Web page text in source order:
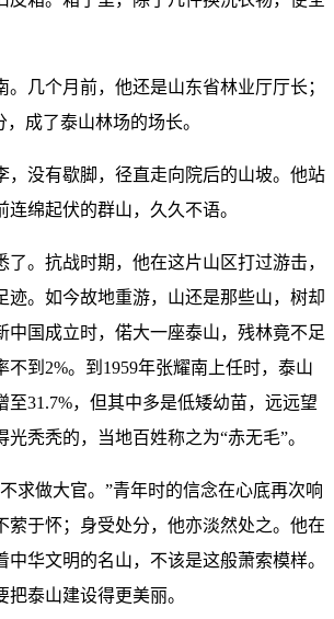
。几个月前，他还是山东省林业厅厅长；
成了泰山林场的场长。
，没有歇脚，径直走向院后的山坡。他站
绵起伏的群山，久久不语。
了。抗战时期，他在这片山区打过游击，
迹。如今故地重游，山还是那些山，树却
中国成立时，偌大一座泰山，残林竟不足
不到2%。到1959年张耀南上任时，泰山
至31.7%，但其中多是低矮幼苗，远远望
秃秃的，当地百姓称之为“赤无毛”。
求做大官。”青年时的信念在心底再次响
萦于怀；身受处分，他亦淡然处之。他在
中华文明的名山，不该是这般萧索模样。
泰山建设得更美丽。